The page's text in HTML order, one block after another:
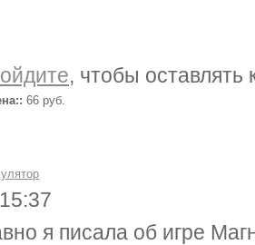
, чтобы
66 руб.
я писала об игре